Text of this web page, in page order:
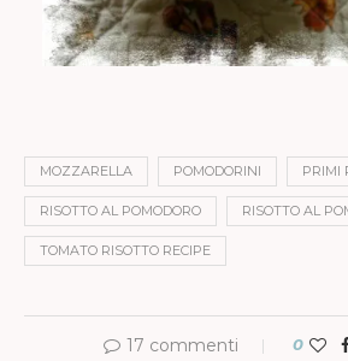
MOZZARELLA POMODORINI PRIMI
RISOTTO AL POMODORO RISOTTO AL
TOMATO RISOTTO RECIPE
17 commenti 0